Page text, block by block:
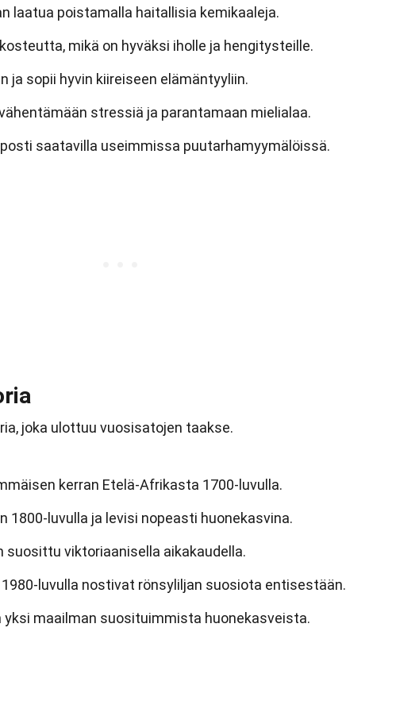
laatua poistamalla haitallisia kemikaaleja.
mikä on hyväksi iholle ja hengitysteille.
ja sopii hyvin kiireiseen elämäntyyliin.
stressiä ja parantamaan mielialaa.
saatavilla useimmissa puutarhamyymälöissä.
joka ulottuu vuosisatojen taakse.
kerran Etelä-Afrikasta 1700-luvulla.
1800-luvulla ja levisi nopeasti huonekasvina.
suosittu viktoriaanisella aikakaudella.
luvulla nostivat rönsyliljan suosiota entisestään.
yksi maailman suosituimmista huonekasveista.